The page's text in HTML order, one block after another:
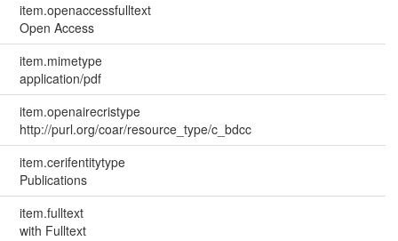
item.openaccessfulltext
Open Access
item.mimetype
application/pdf
item.openairecristype
http://purl.org/coar/resource_type/c_bdcc
item.cerifentitytype
Publications
item.fulltext
with Fulltext